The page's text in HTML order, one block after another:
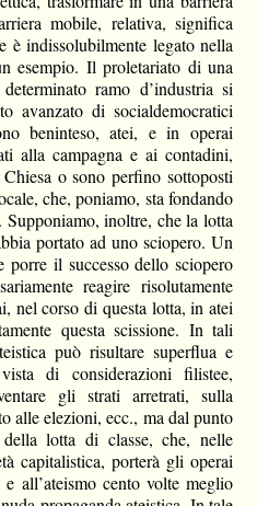
mobile, relativa, significa
è indissolubilmente legato nella
esempio. Il proletariato di una
ramo d’industria si
avanzato di socialdemocratici
beninteso, atei, e in operai
alla campagna e ai contadini,
o sono perfino sottoposti
che, poniamo, sta fondando
inoltre, che la lotta
portato ad uno sciopero. Un
porre il successo dello sciopero
reagire risolutamente
nel corso di questa lotta, in atei
questa scissione. In tali
può risultare superflua e
di considerazioni filistee,
gli strati arretrati, sulla
alle elezioni, ecc., ma dal punto
lotta di classe, che, nelle
capitalistica, porterà gli operai
all’ateismo cento volte meglio